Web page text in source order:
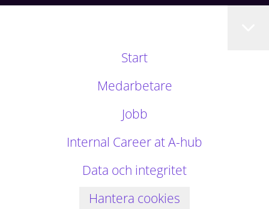
Start
Medarbetare
Jobb
Internal Career at A-hub
Data och integritet
Hantera cookies